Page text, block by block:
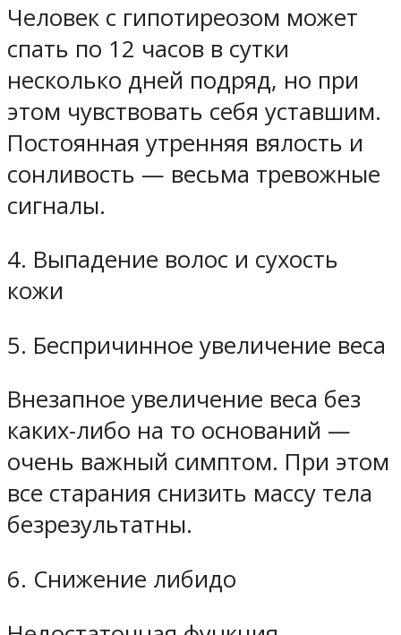
Человек с гипотиреозом может
спать по 12 часов в сутки
несколько дней подряд, но при
этом чувствовать себя уставшим.
Постоянная утренняя вялость и
сонливость — весьма тревожные
сигналы.
4. Выпадение волос и сухость
кожи
5. Беспричинное увеличение веса
Внезапное увеличение веса без
каких-либо на то оснований —
очень важный симптом. При этом
все старания снизить массу тела
безрезультатны.
6. Снижение либидо